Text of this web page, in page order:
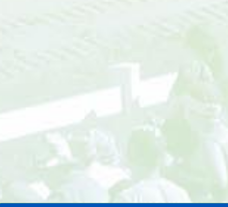
**** James Journey vk. 2,97 – Callela Capitano (37%)
*** Lumi-Ukki – Boscon Visa (14%) kk. 19,42 –
lunastus 388,40e!
*** Oliver Schermer – Sensational Doc (33%) kk. 28,23
Jägersro to 14.5.
*** Honey Orchard vk. 2,11 – Have a Drink on Me kk.